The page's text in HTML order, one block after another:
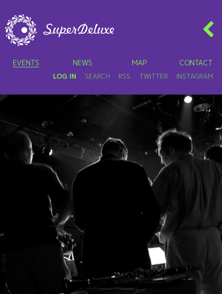
EVENTS NEWS MAP CONTACT
LOG IN SEARCH RSS TWITTER INSTAGRAM